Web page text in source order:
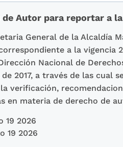
Autor para reportar a la
General de la Alcaldía
a la vigencia
Nacional de
de 2017, a través de las
verificación,
en materia de derecho de
19 2026
19 2026